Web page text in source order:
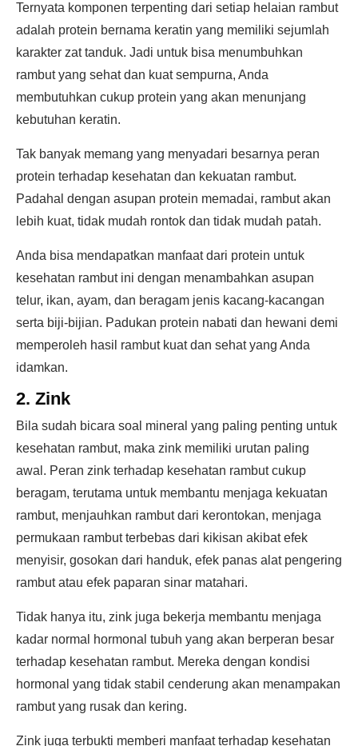
Ternyata komponen terpenting dari setiap helaian rambut
adalah protein bernama keratin yang memiliki sejumlah
karakter zat tanduk. Jadi untuk bisa menumbuhkan
rambut yang sehat dan kuat sempurna, Anda
membutuhkan cukup protein yang akan menunjang
kebutuhan keratin.
Tak banyak memang yang menyadari besarnya peran
protein terhadap kesehatan dan kekuatan rambut.
Padahal dengan asupan protein memadai, rambut akan
lebih kuat, tidak mudah rontok dan tidak mudah patah.
Anda bisa mendapatkan manfaat dari protein untuk
kesehatan rambut ini dengan menambahkan asupan
telur, ikan, ayam, dan beragam jenis kacang-kacangan
serta biji-bijian. Padukan protein nabati dan hewani demi
memperoleh hasil rambut kuat dan sehat yang Anda
idamkan.
2. Zink
Bila sudah bicara soal mineral yang paling penting untuk
kesehatan rambut, maka zink memiliki urutan paling
awal. Peran zink terhadap kesehatan rambut cukup
beragam, terutama untuk membantu menjaga kekuatan
rambut, menjauhkan rambut dari kerontokan, menjaga
permukaan rambut terbebas dari kikisan akibat efek
menyisir, gosokan dari handuk, efek panas alat pengering
rambut atau efek paparan sinar matahari.
Tidak hanya itu, zink juga bekerja membantu menjaga
kadar normal hormonal tubuh yang akan berperan besar
terhadap kesehatan rambut. Mereka dengan kondisi
hormonal yang tidak stabil cenderung akan menampakan
rambut yang rusak dan kering.
Zink juga terbukti memberi manfaat terhadap kesehatan